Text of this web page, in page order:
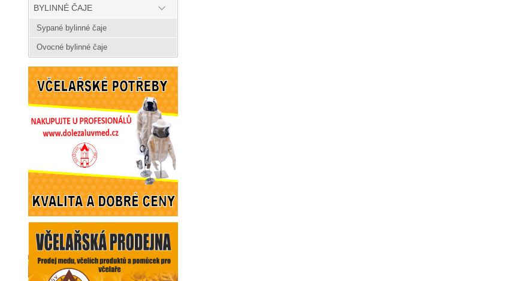
BYLINNÉ ČAJE
Sypané bylinné čaje
Ovocné bylinné čaje